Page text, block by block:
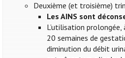
Deuxième (et troisième)
Les AINS sont
L’utilisation
20 semaines de
diminution du débit